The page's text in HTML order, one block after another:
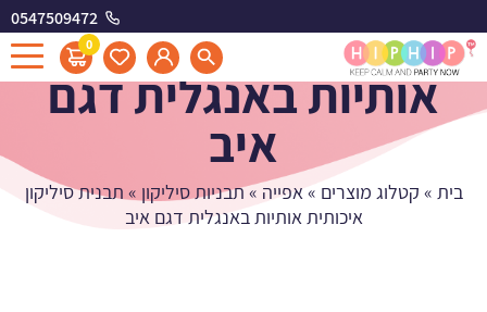
0547509472
0
תבנית סיליקון איכותית
אותיות באנגלית דגם
איב
בית » קטלוג מוצרים »אפייה»תבניות סיליקון » תבנית סיליקון
איכותית אותיות באנגלית דגם איב